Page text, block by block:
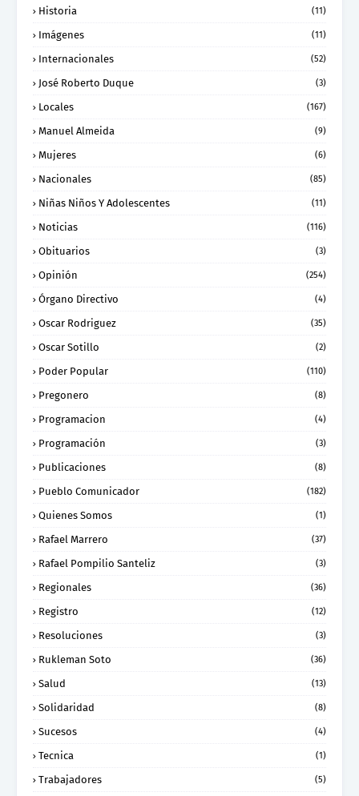
Historia (11)
Imágenes (11)
Internacionales (52)
José Roberto Duque (3)
Locales (167)
Manuel Almeida (9)
Mujeres (6)
Nacionales (85)
Niñas Niños Y Adolescentes (11)
Noticias (116)
Obituarios (3)
Opinión (254)
Órgano Directivo (4)
Oscar Rodriguez (35)
Oscar Sotillo (2)
Poder Popular (110)
Pregonero (8)
Programacion (4)
Programación (3)
Publicaciones (8)
Pueblo Comunicador (182)
Quienes Somos (1)
Rafael Marrero (37)
Rafael Pompilio Santeliz (3)
Regionales (36)
Registro (12)
Resoluciones (3)
Rukleman Soto (36)
Salud (13)
Solidaridad (8)
Sucesos (4)
Tecnica (1)
Trabajadores (5)